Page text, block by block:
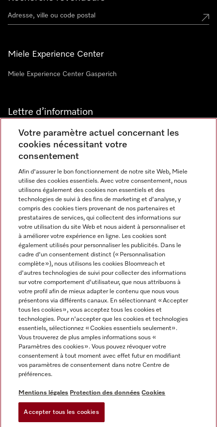
Miele Experience Center
Miele Experience Center Gasperich
Lettre d’information
Langue
FRANCAIS
Informations légales
CGV
Conditions d’utilisation
Déclaration d'accessibilité
Digital Services Act
Miele sur Instagram
Miele sur Youtube
Votre paramètre actuel concernant les
cookies nécessitant votre
consentement
Afin d'assurer le bon fonctionnement de notre site Web, Miele
utilise des cookies essentiels. Avec votre consentement, nous
utilisons également des cookies non essentiels et des
technologies de suivi à des fins de marketing et d'analyse, y
compris des cookies tiers provenant de nos partenaires et
prestataires de services, qui collectent des informations sur
votre utilisation du site Web et nous aident à personnaliser et
à améliorer votre expérience en ligne. Les cookies sont
également utilisés pour personnaliser les publicités. Dans le
cadre d'un consentement distinct (« Personnalisation
complète »), nous utilisons les cookies Bloomreach et
d'autres technologies de suivi pour collecter des informations
sur votre comportement d'utilisateur, que nous attribuons à
votre profil afin de mieux adapter le contenu que nous vous
présentons via différents canaux. En sélectionnant « Accepter
tous les cookies », vous acceptez tous les cookies et
technologies. Pour n'accepter que les cookies et technologies
essentiels, sélectionnez « Cookies essentiels seulement».
Vous trouverez de plus amples informations sous «
Paramètres des cookies ». Vous pouvez révoquer votre
consentement à tout moment avec effet futur en modifiant
vos paramètres de consentement dans notre Centre de
préférences.
Mentions légales Protection des données Cookies
Accepter tous les cookies